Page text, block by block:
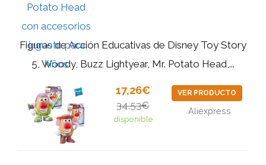
Figuras de Acción Educativas de Disney Toy Story
5, Woody, Buzz Lightyear, Mr. Potato Head,...
17,26€
34,53€
disponible
VER PRODUCTO
Aliexpress